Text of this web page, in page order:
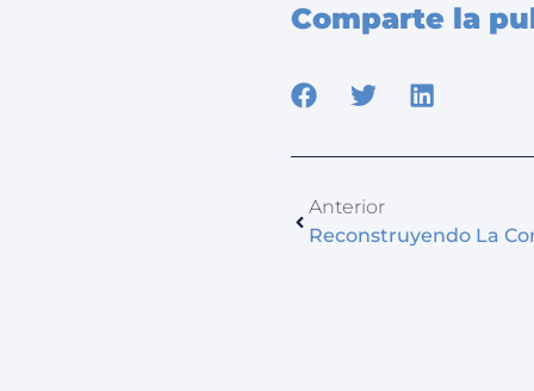
Comparte la
Anterior